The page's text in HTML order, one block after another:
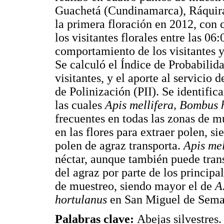
Guachetá (Cundinamarca),
la primera floración en 2012, con
los visitantes florales entre las
comportamiento de los visitantes
Se calculó el Índice de
visitantes, y el aporte al servicio
de Polinización (PII). Se
las cuales Apis mellifera, Bombus
frecuentes en todas las zonas de
en las flores para extraer polen,
polen de agraz transporta. Apis
néctar, aunque también puede
del agraz por parte de los
de muestreo, siendo mayor el de
hortulanus en San Miguel de
Palabras clave: Abejas silvestres.